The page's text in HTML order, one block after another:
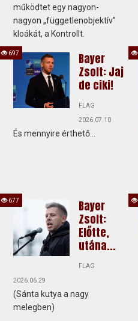
működtet egy nagyon-
nagyon „függetlenobjektív”
kloákát, a Kontrollt.
Bayer
Zsolt: Jaj
de ciki!
FLAG
2026.07.10
És mennyire érthető...
697
Bayer
Zsolt:
Előtte,
utána...
FLAG
2026.06.29
(Sánta kutya a nagy
melegben)
677